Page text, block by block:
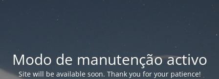
Modo de manutenção activo
Site will be available soon. Thank you for your patience!